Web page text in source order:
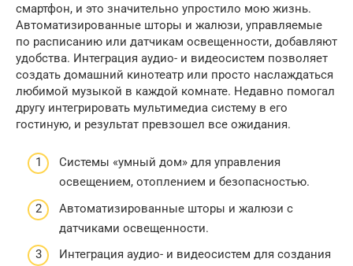
смартфон, и это значительно упростило мою жизнь.
Автоматизированные шторы и жалюзи, управляемые
по расписанию или датчикам освещенности, добавляют
удобства. Интеграция аудио- и видеосистем позволяет
создать домашний кинотеатр или просто наслаждаться
любимой музыкой в каждой комнате. Недавно помогал
другу интегрировать мультимедиа систему в его
гостиную, и результат превзошел все ожидания.
Системы «умный дом» для управления
освещением, отоплением и безопасностью.
Автоматизированные шторы и жалюзи с
датчиками освещенности.
Интеграция аудио- и видеосистем для создания